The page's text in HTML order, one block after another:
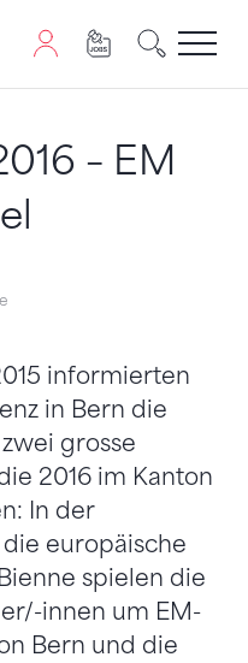
JavaScript benötigt.
– EM
informierten
in Bern die
grosse
2016 im Kanton
In der
europäische
spielen die
innen um EM-
Bern und die